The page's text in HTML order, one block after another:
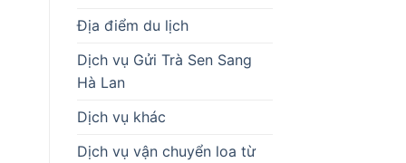
Địa điểm du lịch
Dịch vụ Gửi Trà Sen Sang
Hà Lan
Dịch vụ khác
Dịch vụ vận chuyển loa từ